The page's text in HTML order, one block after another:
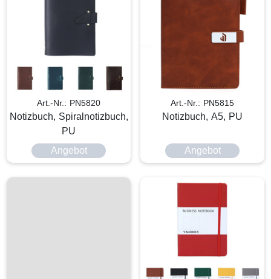
Art.-Nr.: PN5820
Notizbuch, Spiralnotizbuch,
PU
Angebot
Art.-Nr.: PN5815
Notizbuch, A5, PU
Angebot